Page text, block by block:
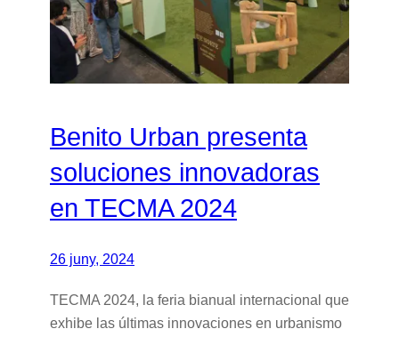
Benito Urban presenta
soluciones innovadoras
en TECMA 2024
26 juny, 2024
TECMA 2024, la feria bianual internacional que
exhibe las últimas innovaciones en urbanismo